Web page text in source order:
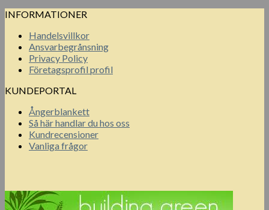
INFORMATIONER
Handelsvillkor
Ansvarbegrånsning
Privacy Policy
Företagsprofil profil
KUNDEPORTAL
Ångerblankett
Så här handlar du hos oss
Kundrecensioner
Vanliga frågor